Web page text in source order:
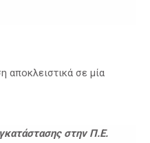
αποκλειστικά σε μία
στην Π.Ε.